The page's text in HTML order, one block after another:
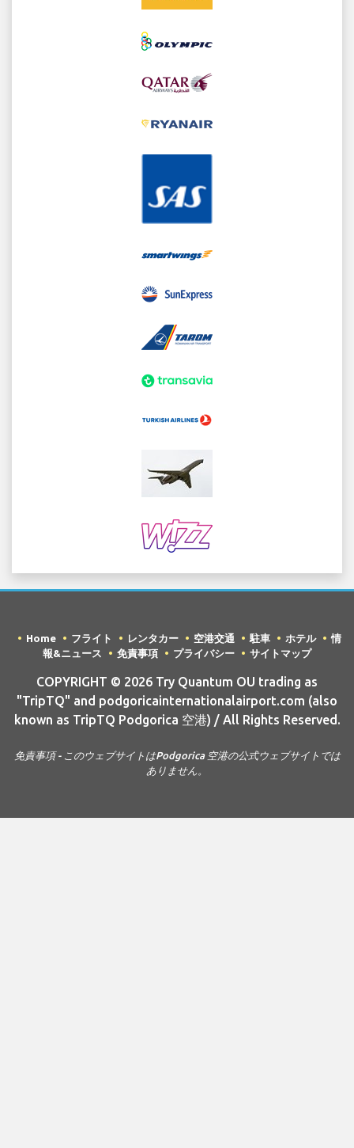
Home フライト レンタカー 空港交通 駐車 ホテル
情
報&ニュース
免責事項 プライバシー サイトマップ
COPYRIGHT © 2026 Try Quantum OU trading as
"TripTQ" and podgoricainternationalairport.com (also
known as TripTQ Podgorica 空港) / All Rights Reserved.
免責事項 - このウェブサイトはPodgorica 空港の公式ウェブサイトでは
ありません。